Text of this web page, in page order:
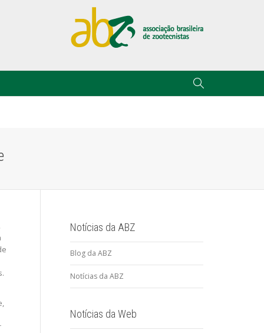
Notícias da ABZ
Blog da ABZ
Notícias da ABZ
Notícias da Web